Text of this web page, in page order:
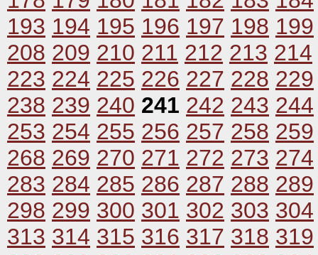
193 194 195 196 197 198 199
208 209 210 211 212 213 214
223 224 225 226 227 228 229
238 239 240 241 242 243 244
253 254 255 256 257 258 259
268 269 270 271 272 273 274
283 284 285 286 287 288 289
298 299 300 301 302 303 304
313 314 315 316 317 318 319